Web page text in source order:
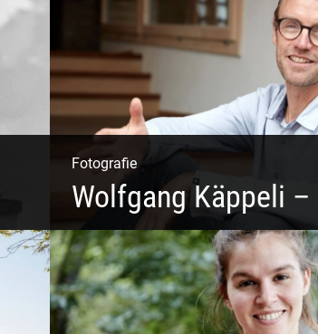
Fotografie
Wolfgang Käppeli –
Shooting: Achtsamkeitstrainer